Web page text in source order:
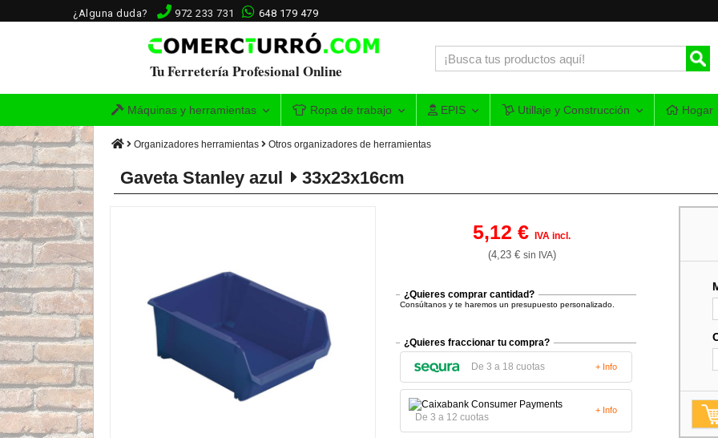
¿Alguna duda? 972 233 731 648 179 479
Tu Ferretería Profesional Online
Máquinas y herramientas Ropa de trabajo EPIS Utillaje y Construcción Hogar
Organizadores herramientas Otros organizadores de herramientas
Gaveta Stanley azul 33x23x16cm
5,12 €IVA incl.
(4,23 € sin IVA)
¿Quieres comprar cantidad?
Consúltanos y te haremos un presupuesto personalizado.
¿Quieres fraccionar tu compra?
De 3 a 18 cuotas + Info
De 3 a 12 cuotas
+ Info